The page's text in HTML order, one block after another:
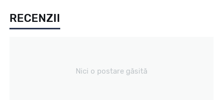
Vara
RECENZII
Nici o postare găsită